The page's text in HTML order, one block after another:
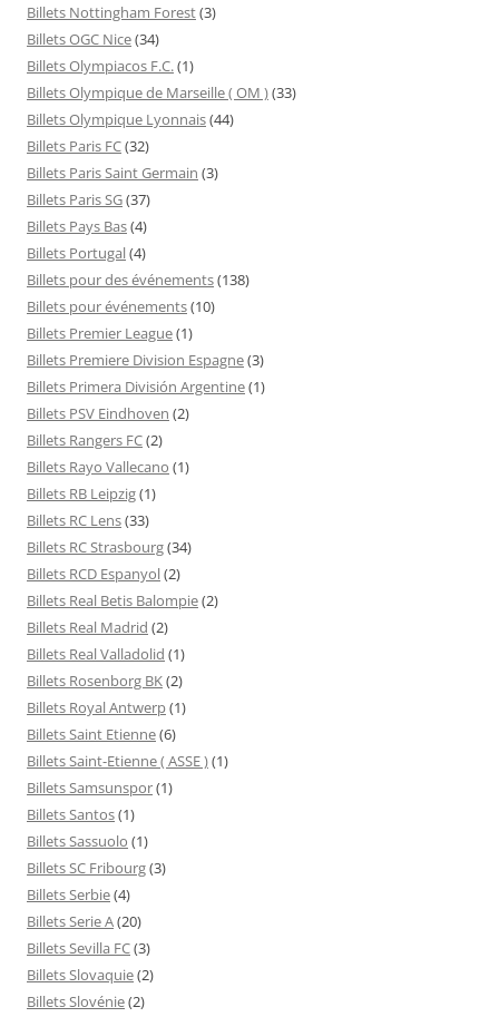
Billets Nottingham Forest(3)
Billets OGC Nice(34)
Billets Olympiacos F.C.(1)
Billets Olympique de Marseille ( OM )(33)
Billets Olympique Lyonnais(44)
Billets Paris FC(32)
Billets Paris Saint Germain (3)
Billets Paris SG(37)
Billets Pays Bas(4)
Billets Portugal(4)
Billets pour des événements(138)
Billets pour événements(10)
Billets Premier League(1)
Billets Premiere Division Espagne(3)
Billets Primera División Argentine(1)
Billets PSV Eindhoven (2)
Billets Rangers FC(2)
Billets Rayo Vallecano (1)
Billets RB Leipzig(1)
Billets RC Lens(33)
Billets RC Strasbourg(34)
Billets RCD Espanyol(2)
Billets Real Betis Balompie(2)
Billets Real Madrid (2)
Billets Real Valladolid (1)
Billets Rosenborg BK(2)
Billets Royal Antwerp(1)
Billets Saint Etienne(6)
Billets Saint-Etienne ( ASSE )(1)
Billets Samsunspor(1)
Billets Santos(1)
Billets Sassuolo (1)
Billets SC Fribourg(3)
Billets Serbie(4)
Billets Serie A(20)
Billets Sevilla FC(3)
Billets Slovaquie(2)
Billets Slovénie(2)